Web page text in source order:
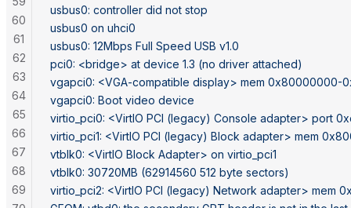
usbus0: controller did not stop
usbus0 on uhci0
usbus0: 12Mbps Full Speed USB v1.0
pci0: <bridge> at device 1.3 (no driver attached)
vgapci0: <VGA-compatible display> mem 0x80000000-
vgapci0: Boot video device
virtio_pci0: <VirtIO PCI (legacy) Console adapter> port
virtio_pci1: <VirtIO PCI (legacy) Block adapter> mem
vtblk0: <VirtIO Block Adapter> on virtio_pci1
vtblk0: 30720MB (62914560 512 byte sectors)
virtio_pci2: <VirtIO PCI (legacy) Network adapter>
60
61
62
63
64
65
66
67
68
69